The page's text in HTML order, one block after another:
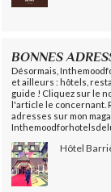
BONNES
Désormais,
et ailleurs : hôtels,
guide ! Cliquez sur le
l'article le concernant.
adresses sur mon
Hôtel